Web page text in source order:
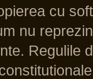
cu
nu
Regulile